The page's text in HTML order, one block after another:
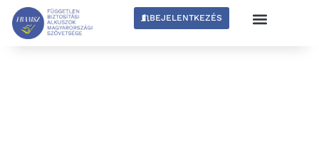
BEJELENTKEZÉS